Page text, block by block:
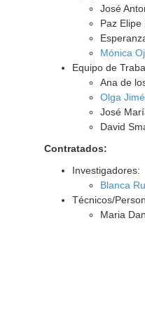
José
Paz Elipe
Mónica
Equipo de
Ana de
Olga
José
David
Contratados:
Investigadores:
Blanca
Técnicos/
Maria